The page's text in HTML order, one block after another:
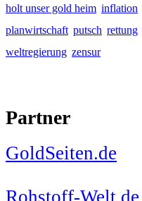
holt unser gold heim inflation
planwirtschaft putsch rettung
weltregierung zensur
Partner
GoldSeiten.de